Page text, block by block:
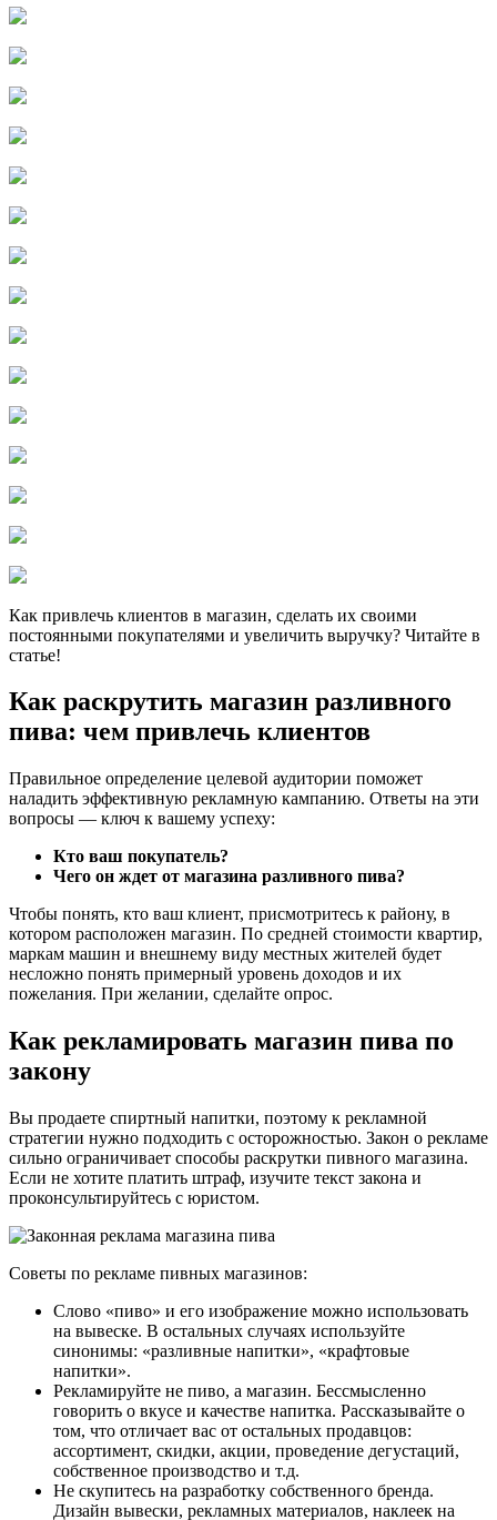
Как привлечь клиентов в магазин, сделать их своими
постоянными покупателями и увеличить выручку? Читайте в
статье!
Как раскрутить магазин разливного
пива: чем привлечь клиентов
Правильное определение целевой аудитории поможет
наладить эффективную рекламную кампанию. Ответы на эти
вопросы — ключ к вашему успеху:
Кто ваш покупатель?
Чего он ждет от магазина разливного пива?
Чтобы понять, кто ваш клиент, присмотритесь к району, в
котором расположен магазин. По средней стоимости квартир,
маркам машин и внешнему виду местных жителей будет
несложно понять примерный уровень доходов и их
пожелания. При желании, сделайте опрос.
Как рекламировать магазин пива по
закону
Вы продаете спиртный напитки, поэтому к рекламной
стратегии нужно подходить с осторожностью. Закон о рекламе
сильно ограничивает способы раскрутки пивного магазина.
Если не хотите платить штраф, изучите текст закона и
проконсультируйтесь с юристом.
Советы по рекламе пивных магазинов:
Слово «пиво» и его изображение можно использовать
на вывеске. В остальных случаях используйте
синонимы: «разливные напитки», «крафтовые
напитки».
Рекламируйте не пиво, а магазин. Бессмысленно
говорить о вкусе и качестве напитка. Рассказывайте о
том, что отличает вас от остальных продавцов:
ассортимент, скидки, акции, проведение дегустаций,
собственное производство и т.д.
Не скупитесь на разработку собственного бренда.
Дизайн вывески, рекламных материалов, наклеек на